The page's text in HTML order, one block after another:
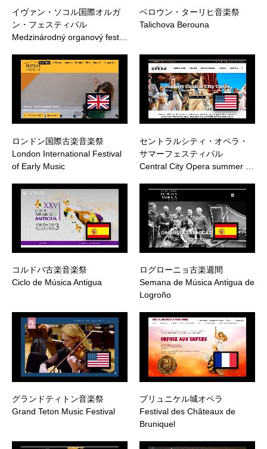
イヴァン・ソコル国際オルガ
ン・フェスティバル
Medzinárodný organový fest…
ベロウン・ターリヒ音楽祭
Talichova Berouna
ロンドン国際古楽音楽祭
London International Festival
of Early Music
セントラルシティ・オペラ・
サマーフェスティバル
Central City Opera summer …
コルドバ古楽音楽祭
Ciclo de Música Antigua
ログローニョ古楽週間
Semana de Música Antigua de
Logroño
グランドティトン音楽祭
Grand Teton Music Festival
ブリュニケル城オペラ
Festival des Châteaux de
Bruniquel